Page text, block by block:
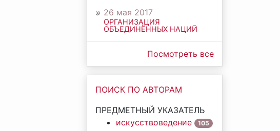
26 мая 2017
ОРГАНИЗАЦИЯ
ОБЪЕДИНЁННЫХ НАЦИЙ
Посмотреть все
ПОИСК ПО АВТОРАМ
ПРЕДМЕТНЫЙ УКАЗАТЕЛЬ
искусствоведение
105